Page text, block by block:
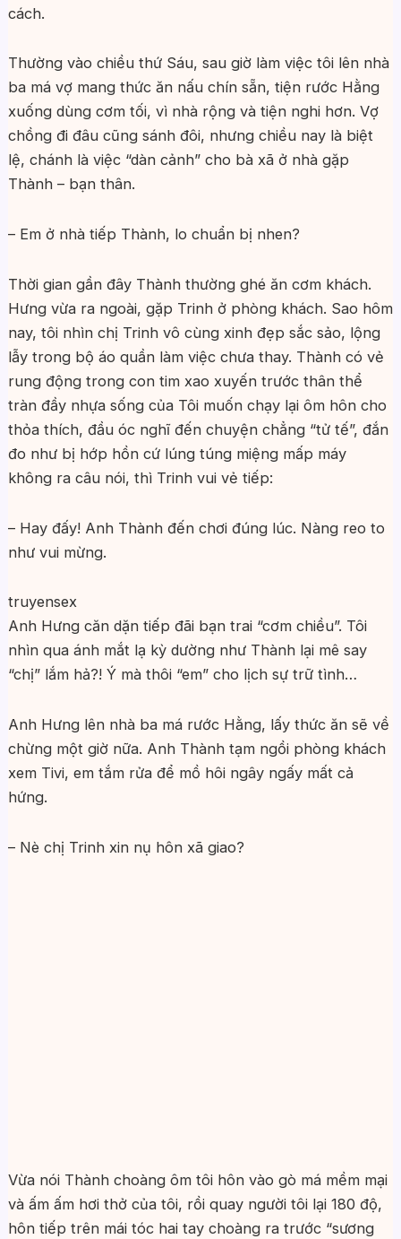
cách.
Thường vào chiều thứ Sáu, sau giờ làm việc tôi lên nhà
ba má vợ mang thức ăn nấu chín sẵn, tiện rước Hằng
xuống dùng cơm tối, vì nhà rộng và tiện nghi hơn. Vợ
chồng đi đâu cũng sánh đôi, nhưng chiều nay là biệt
lệ, chánh là việc “dàn cảnh” cho bà xã ở nhà gặp
Thành – bạn thân.
– Em ở nhà tiếp Thành, lo chuẩn bị nhen?
Thời gian gần đây Thành thường ghé ăn cơm khách.
Hưng vừa ra ngoài, gặp Trinh ở phòng khách. Sao hôm
nay, tôi nhìn chị Trinh vô cùng xinh đẹp sắc sảo, lộng
lẫy trong bộ áo quần làm việc chưa thay. Thành có vẻ
rung động trong con tim xao xuyến trước thân thể
tràn đầy nhựa sống của Tôi muốn chạy lại ôm hôn cho
thỏa thích, đầu óc nghĩ đến chuyện chẳng “tử tế”, đắn
đo như bị hớp hồn cứ lúng túng miệng mấp máy
không ra câu nói, thì Trinh vui vẻ tiếp:
– Hay đấy! Anh Thành đến chơi đúng lúc. Nàng reo to
như vui mừng.
truyensex
Anh Hưng căn dặn tiếp đãi bạn trai “cơm chiều”. Tôi
nhìn qua ánh mắt lạ kỳ dường như Thành lại mê say
“chị” lắm hả?! Ý mà thôi “em” cho lịch sự trữ tình…
Anh Hưng lên nhà ba má rước Hằng, lấy thức ăn sẽ về
chừng một giờ nữa. Anh Thành tạm ngồi phòng khách
xem Tivi, em tắm rửa để mồ hôi ngây ngấy mất cả
hứng.
– Nè chị Trinh xin nụ hôn xã giao?
Vừa nói Thành choàng ôm tôi hôn vào gò má mềm mại
và ấm ấm hơi thở của tôi, rồi quay người tôi lại 180 độ,
hôn tiếp trên mái tóc hai tay choàng ra trước “sương